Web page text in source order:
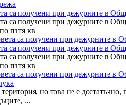
са получени при дежурните в
са получени при дежурните в
пътя кв.
са получени при дежурните в
са получени при дежурните в
пътя кв.
но това не е достатъчно,
...